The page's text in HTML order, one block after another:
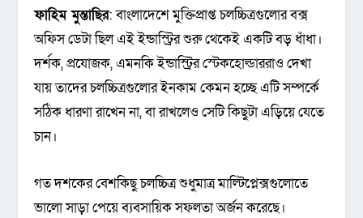
ফাহিম মুন্তাছির: বাংলাদেশে মুক্তিপ্রাপ্ত চলচ্চিত্রগুলোর বক্স
অফিস ডেটা ছিল এই ইন্ডাস্ট্রির শুরু থেকেই একটি বড় ধাঁধা।
দর্শক, প্রযোজক, এমনকি ইন্ডাস্ট্রির স্টেকহোল্ডাররাও দেখা
যায় তাদের চলচ্চিত্রগুলোর ইনকাম কেমন হচ্ছে এটি সম্পর্কে
সঠিক ধারণা রাখেন না, বা রাখলেও সেটি কিছুটা এড়িয়ে যেতে
চান।
গত দশকের বেশকিছু চলচ্চিত্র শুধুমাত্র মাল্টিপ্লেক্সগুলোতে
ভালো সাড়া পেয়ে ব্যবসায়িক সফলতা অর্জন করেছে।